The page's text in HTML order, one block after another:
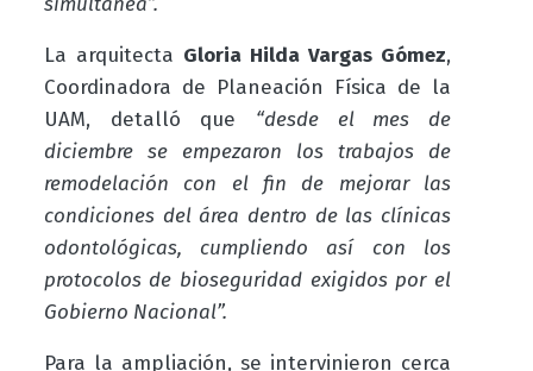
La arquitecta Gloria Hilda Vargas Gómez,
Coordinadora de Planeación Física de la
UAM, detalló que “desde el mes de
diciembre se empezaron los trabajos de
remodelación con el fin de mejorar las
condiciones del área dentro de las clínicas
odontológicas, cumpliendo así con los
protocolos de bioseguridad exigidos por el
Gobierno Nacional”.
Para la ampliación, se intervinieron cerca